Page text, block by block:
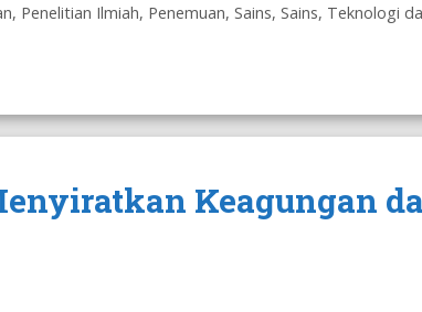
, Penelitian Ilmiah, Penemuan, Sains, Sains, Teknologi
Keagungan